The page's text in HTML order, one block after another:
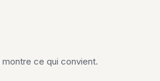
ce qui convient.